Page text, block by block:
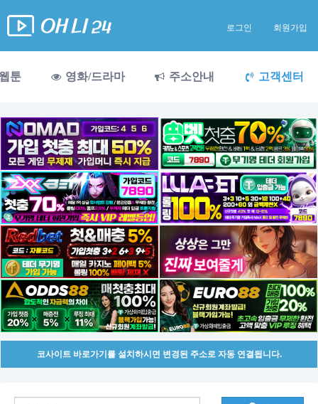
로그인 회원가입
툰 영화/드라마 주소안내 고객센터
코사이트 바로가기를 설치하시면 변경된 주소로 자동 연결됩니다.